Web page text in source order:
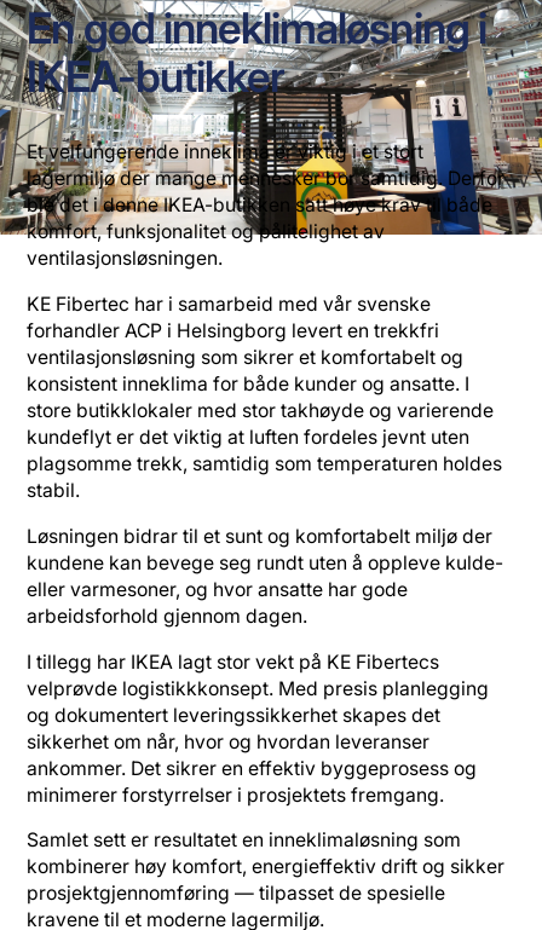
En god inneklimaløsning i
IKEA-butikker
Et velfungerende inneklima er viktig i et stort
lagermiljø der mange mennesker bor samtidig. Derfor
ble det i denne IKEA-butikken satt høye krav til både
komfort, funksjonalitet og pålitelighet av
ventilasjonsløsningen.
KE Fibertec har i samarbeid med vår svenske
forhandler ACP i Helsingborg levert en trekkfri
ventilasjonsløsning som sikrer et komfortabelt og
konsistent inneklima for både kunder og ansatte. I
store butikklokaler med stor takhøyde og varierende
kundeflyt er det viktig at luften fordeles jevnt uten
plagsomme trekk, samtidig som temperaturen holdes
stabil.
Løsningen bidrar til et sunt og komfortabelt miljø der
kundene kan bevege seg rundt uten å oppleve kulde-
eller varmesoner, og hvor ansatte har gode
arbeidsforhold gjennom dagen.
I tillegg har IKEA lagt stor vekt på KE Fibertecs
velprøvde logistikkkonsept. Med presis planlegging
og dokumentert leveringssikkerhet skapes det
sikkerhet om når, hvor og hvordan leveranser
ankommer. Det sikrer en effektiv byggeprosess og
minimerer forstyrrelser i prosjektets fremgang.
Samlet sett er resultatet en inneklimaløsning som
kombinerer høy komfort, energieffektiv drift og sikker
prosjektgjennomføring — tilpasset de spesielle
kravene til et moderne lagermiljø.